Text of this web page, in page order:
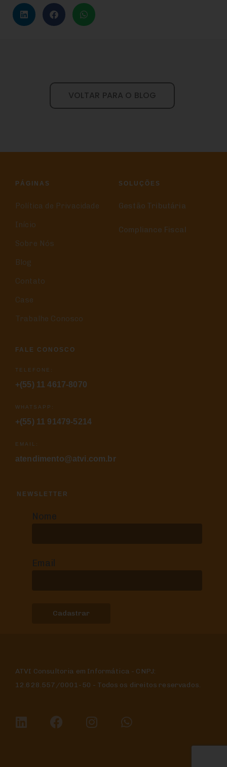
VOLTAR PARA O BLOG
PÁGINAS
Política de Privacidade
Início
Sobre Nós
Blog
Contato
Case
Trabalhe Conosco
SOLUÇÕES
Gestão Tributária
Compliance Fiscal
FALE CONOSCO
TELEFONE:
+(55) 11 4617-8070
WHATSAPP:
+(55) 11 91479-5214
EMAIL:
atendimento@atvi.com.br
NEWSLETTER
Nome
Email
ATVI Consultoria em Informática - CNPJ:
12.628.557/0001-50 - Todos os direitos reservados.